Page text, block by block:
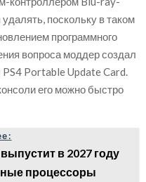
поскольку в таком
программного
вопроса моддер создал
Portable Update Card.
его можно быстро
в 2027 году
процессоры